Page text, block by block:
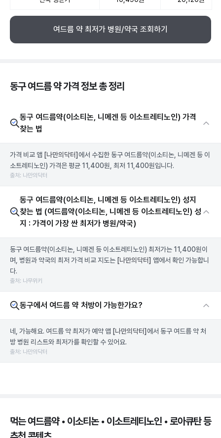
여드름 약 최저가 병원/약국 조회하기
동구 여드름 약 가격 정보 총 정리
동구 여드름약(이소티논, 니메겐 등 이소트레티노인) 가격
찾는 법
가격 비교 앱 [나만의닥터] 에서 수집한 동구 여드름약(이소티논, 니메겐 등 이
소트레티노인) 가격은 평균 11,400원, 최저 11,400원입니다.
출처: 나만의닥터
동구 여드름약(이소티논, 니메겐 등 이소트레티노인) 성지
찾는 법 (여드름약(이소티논, 니메겐 등 이소트레티노인) 성
지 : 가격이 가장 싼 최저가 병원/약국)
동구 여드름약(이소티논, 니메겐 등 이소트레티노인) 최저가는 11,400원이
며, 병원과 약국의 최저 가격 비교 지도는 [나만의닥터] 앱에서 확인 가능합니
다.
출처: 나무위키
동구에서 여드름 약 처방이 가능한가요?
네, 가능해요. 여드름 약 최저가 예약 앱 [나만의닥터] 에서 동구 여드름 약 처
방 병원 리스트와 최저가를 확인할 수 있어요.
출처: 나만의닥터
먹는 여드름약 • 이소티논 • 이소트레티노인 • 로아큐탄 등